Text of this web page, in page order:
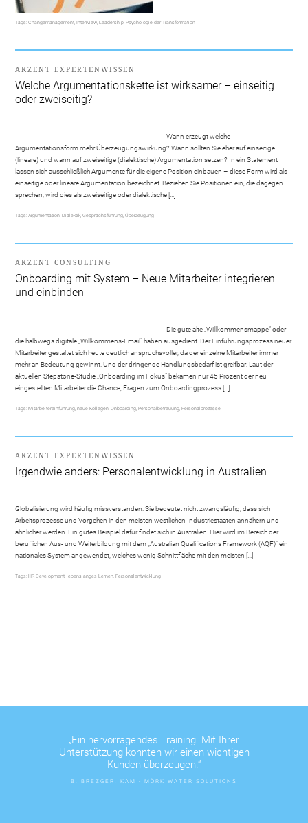
Tags:Changemanagement ,Interiview ,Leadership ,Psychologie der Transformation
AKZENT EXPERTENWISSEN
Welche Argumentationskette ist wirksamer – einseitig
oder zweiseitig?
Wann erzeugt welche
Argumentationsform mehr Überzeugungswirkung? Wann sollten Sie eher auf einseitige
(lineare) und wann auf zweiseitige (dialektische) Argumentation setzen? In ein Statement
lassen sich ausschließlich Argumente für die eigene Position einbauen – diese Form wird als
einseitige oder lineare Argumentation bezeichnet. Beziehen Sie Positionen ein, die dagegen
sprechen, wird dies als zweiseitige oder dialektische […]
Tags:Argumentation ,Dialektik ,Gesprächsführung ,Überzeugung
AKZENT CONSULTING
Onboarding mit System – Neue Mitarbeiter integrieren
und einbinden
Die gute alte „Willkommensmappe“ oder
die halbwegs digitale „Willkommens-Email“ haben ausgedient. Der Einführungsprozess neuer
Mitarbeiter gestaltet sich heute deutlich anspruchsvoller, da der einzelne Mitarbeiter immer
mehr an Bedeutung gewinnt. Und der dringende Handlungsbedarf ist greifbar: Laut der
aktuellen Stepstone-Studie „Onboarding im Fokus“ bekamen nur 45 Prozent der neu
eingestellten Mitarbeiter die Chance, Fragen zum Onboardingprozess […]
Tags:Mitarbeitereinführung ,neue Kollegen ,Onboarding ,Personalbetreuung ,Personalprozesse
AKZENT EXPERTENWISSEN
Irgendwie anders: Personalentwicklung in Australien
Globalisierung wird häufig missverstanden. Sie bedeutet nicht zwangsläufig, dass sich
Arbeitsprozesse und Vorgehen in den meisten westlichen Industriestaaten annähern und
ähnlicher werden. Ein gutes Beispiel dafür findet sich in Australien. Hier wird im Bereich der
beruflichen Aus- und Weiterbildung mit dem „Australian Qualifications Framework (AQF)“ ein
nationales System angewendet, welches wenig Schnittfläche mit den meisten […]
Tags:HR Development ,lebenslanges Lernen ,Personalentwicklung
„Ein hervorragendes Training. Mit Ihrer
Unterstützung konnten wir einen wichtigen
Kunden überzeugen.“
B. BREZGER, KAM - MÖRK WATER SOLUTIONS